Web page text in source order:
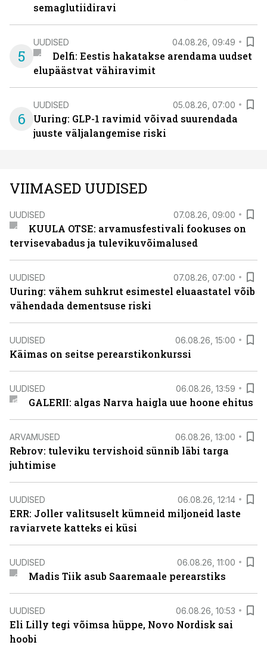
semaglutiidiravi
5
UUDISED 04.08.26, 09:49
Delfi: Eestis hakatakse arendama uudset
elupäästvat vähiravimit
6
UUDISED 05.08.26, 07:00
Uuring: GLP-1 ravimid võivad suurendada
juuste väljalangemise riski
VIIMASED UUDISED
UUDISED 07.08.26, 09:00
KUULA OTSE: arvamusfestivali fookuses on
tervisevabadus ja tulevikuvõimalused
UUDISED 07.08.26, 07:00
Uuring: vähem suhkrut esimestel eluaastatel võib
vähendada dementsuse riski
UUDISED 06.08.26, 15:00
Käimas on seitse perearstikonkurssi
UUDISED 06.08.26, 13:59
GALERII: algas Narva haigla uue hoone ehitus
ARVAMUSED 06.08.26, 13:00
Rebrov: tuleviku tervishoid sünnib läbi targa
juhtimise
UUDISED 06.08.26, 12:14
ERR: Joller valitsuselt kümneid miljoneid laste
raviarvete katteks ei küsi
UUDISED 06.08.26, 11:00
Madis Tiik asub Saaremaale perearstiks
UUDISED 06.08.26, 10:53
Eli Lilly tegi võimsa hüppe, Novo Nordisk sai
hoobi